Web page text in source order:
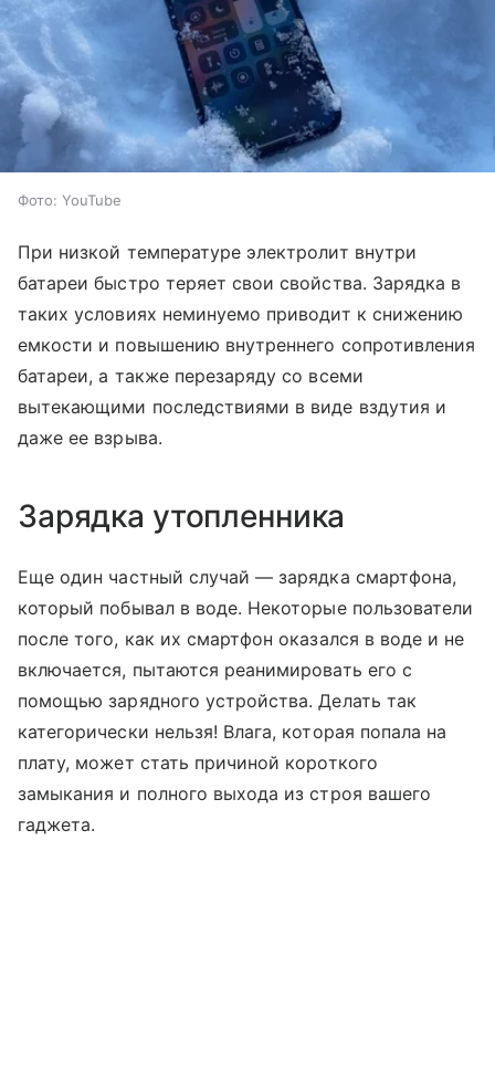
Фото: YouTube
При низкой температуре электролит внутри
батареи быстро теряет свои свойства. Зарядка в
таких условиях неминуемо приводит к снижению
емкости и повышению внутреннего сопротивления
батареи, а также перезаряду со всеми
вытекающими последствиями в виде вздутия и
даже ее взрыва.
Зарядка утопленника
Еще один частный случай — зарядка смартфона,
который побывал в воде. Некоторые пользователи
после того, как их смартфон оказался в воде и не
включается, пытаются реанимировать его с
помощью зарядного устройства. Делать так
категорически нельзя! Влага, которая попала на
плату, может стать причиной короткого
замыкания и полного выхода из строя вашего
гаджета.